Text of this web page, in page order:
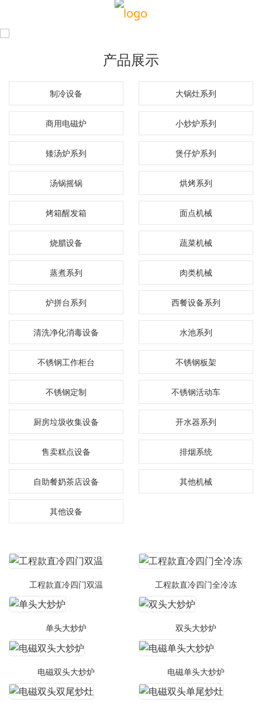
产品展示
制冷设备 大锅灶系列
商用电磁炉 小炒炉系列
矮汤炉系列 煲仔炉系列
汤锅摇锅 烘烤系列
烤箱醒发箱 面点机械
烧腊设备 蔬菜机械
蒸煮系列 肉类机械
炉拼台系列 西餐设备系列
清洗净化消毒设备 水池系列
不锈钢工作柜台 不锈钢板架
不锈钢定制 不锈钢活动车
厨房垃圾收集设备 开水器系列
售卖糕点设备 排烟系统
自助餐奶茶店设备 其他机械
其他设备
工程款直冷四门双温 工程款直冷四门全冷冻
单头大炒炉 双头大炒炉
电磁双头大炒炉 电磁单头大炒炉